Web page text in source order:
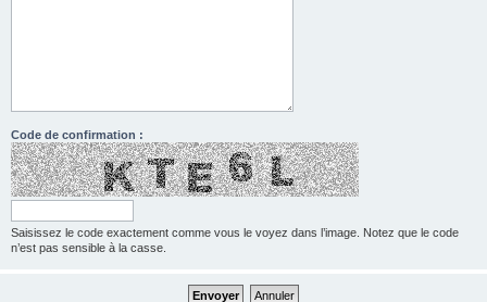
Code de confirmation :
Saisissez le code exactement comme vous le voyez dans l’image. Notez que le code
n’est pas sensible à la casse.